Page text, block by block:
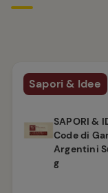
Sapori & Idee
SAPORI &
Code di
Argentini
g